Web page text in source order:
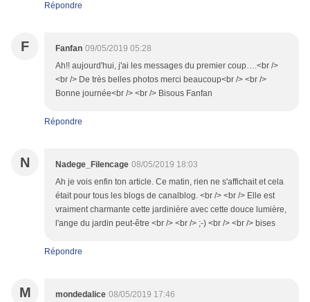
Répondre
F Fanfan 09/05/2019 05:28
Ah!! aujourd'hui, j'ai les messages du premier coup….<br />
<br /> De très belles photos merci beaucoup<br /> <br />
Bonne journée<br /> <br /> Bisous Fanfan
Répondre
N Nadege_Filencage 08/05/2019 18:03
Ah je vois enfin ton article. Ce matin, rien ne s'affichait et cela
était pour tous les blogs de canalblog. <br /> <br /> Elle est
vraiment charmante cette jardinière avec cette douce lumière,
l'ange du jardin peut-être <br /> <br /> ;-) <br /> <br /> bises
Répondre
M mondedalice 08/05/2019 17:46